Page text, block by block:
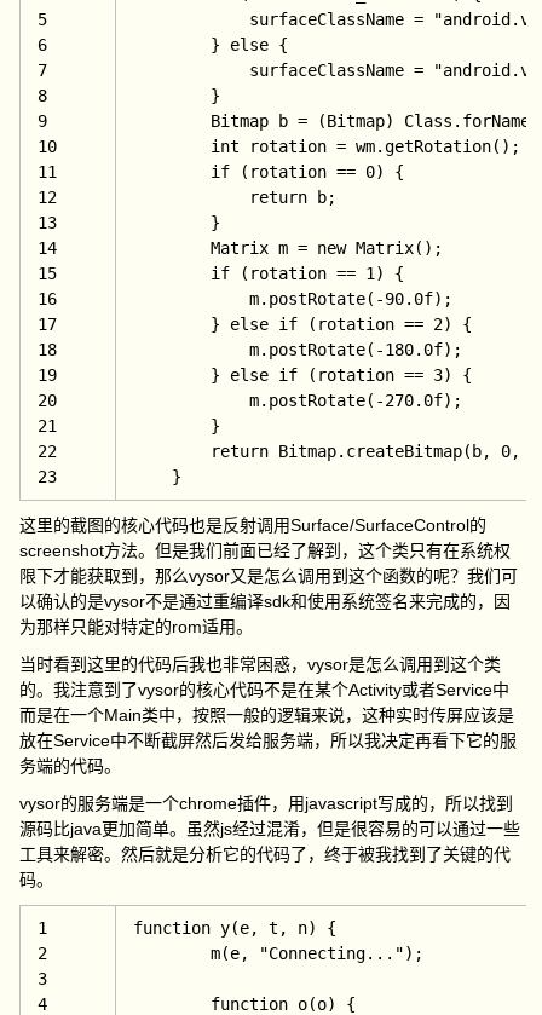
5
6
7
8
9
10
11
12
13
14
15
16
17
18
19
20
21
22
23
            surfaceClassName =
        }
else {
            surfaceClassName =
        }
Bitmap b = (Bitmap)
int rotation = wm.getRotation();
if (rotation == 0) {
return b;
        }
        Matrix m =
new Matrix();
if (rotation == 1) {
            m.postRotate(-
90.0f);
        }
else if (rotation == 2) {
            m.postRotate(-
180.0f);
        }
else if (rotation == 3) {
            m.postRotate(-
270.0f);
        }
return Bitmap.createBitmap(b, 0,
    }
这里的截图的核心代码也是反射调用Surface/SurfaceControl的
screenshot方法。但是我们前面已经了解到，这个类只有在系统权
限下才能获取到，那么vysor又是怎么调用到这个函数的呢？我们可
以确认的是vysor不是通过重编译sdk和使用系统签名来完成的，因
为那样只能对特定的rom适用。
当时看到这里的代码后我也非常困惑，vysor是怎么调用到这个类
的。我注意到了vysor的核心代码不是在某个Activity或者Service中
而是在一个Main类中，按照一般的逻辑来说，这种实时传屏应该是
放在Service中不断截屏然后发给服务端，所以我决定再看下它的服
务端的代码。
vysor的服务端是一个chrome插件，用javascript写成的，所以找到
源码比java更加简单。虽然js经过混淆，但是很容易的可以通过一些
工具来解密。然后就是分析它的代码了，终于被我找到了关键的代
码。
1
2
3
4
function y(e, t, n) {
        m(e,
"Connecting...");
function o(o) {